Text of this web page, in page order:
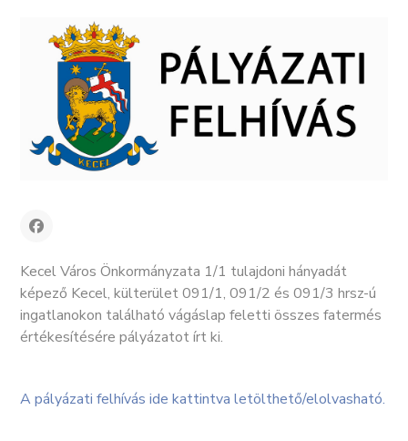
Kecel Város Önkormányzata 1/1 tulajdoni hányadát
képező Kecel, külterület 091/1, 091/2 és 091/3 hrsz-ú
ingatlanokon található vágáslap feletti összes fatermés
értékesítésére pályázatot írt ki.
A pályázati felhívás ide kattintva letölthető/elolvasható.